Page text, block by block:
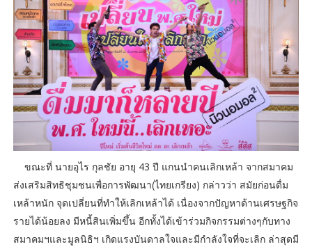
ขณะที่ นายอุไร กุลชัย อายุ 43 ปี แกนนำคนเลิกเหล้า จากสมาคม
ส่งเสริมสิทธิชุมชนเพื่อการพัฒนา(ไทยเกรียง) กล่าวว่า สมัยก่อนดื่ม
เหล้าหนัก จุดเปลี่ยนที่ทำให้เลิกเหล้าได้ เนื่องจากปัญหาด้านเศรษฐกิจ
รายได้น้อยลง มีหนี้สินเพิ่มขึ้น อีกทั้งได้เข้าร่วมกิจกรรมต่างๆกับทาง
สมาคมฯและมูลนิธิฯ เกิดแรงบันดาลใจและมีกำลังใจที่จะเลิก ล่าสุดมี